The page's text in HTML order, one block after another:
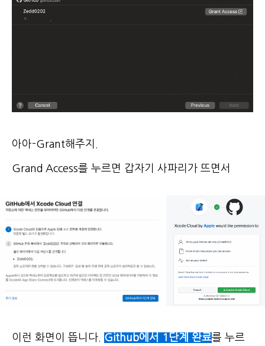
아아-Grant해주지.
Grand Access를 누르면 갑자기 사파리가 뜨면서
이런 화면이 뜹니다. Github에서 1단계 완료를 누르